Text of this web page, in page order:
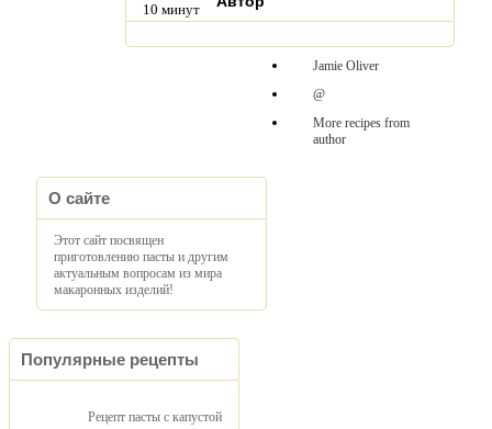
10 минут
Jamie Oliver
@
More recipes from
author
О сайте
Этот сайт посвящен
приготовлению пасты и другим
актуальным вопросам из мира
макаронных изделий!
Популярные рецепты
Рецепт пасты с капустой